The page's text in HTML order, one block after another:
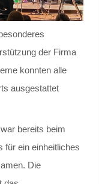
der Firma
konnten alle
ausgestattet
bereits beim
für ein einheitliches
Die